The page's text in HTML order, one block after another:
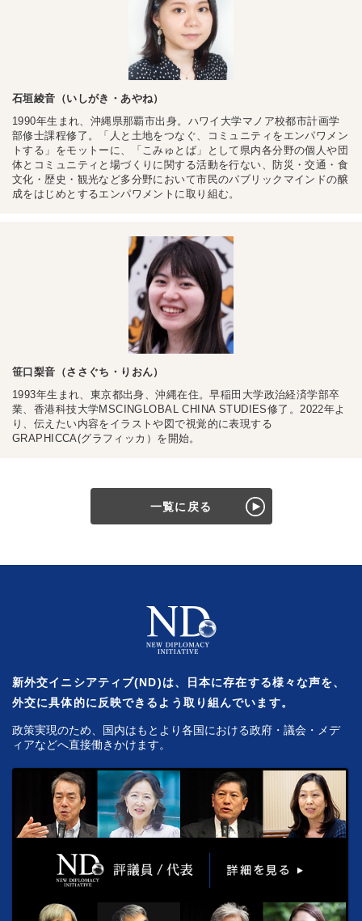
石垣綾音（いしがき・あやね）
1990年生まれ、沖縄県那覇市出身。ハワイ大学マノア校都市計画学
部修士課程修了。「人と土地をつなぐ、コミュニティをエンパワメン
トする」をモットーに、「こみゅとば」として県内各分野の個人や団
体とコミュニティと場づくりに関する活動を行ない、防災・交通・食
文化・歴史・観光など多分野において市民のパブリックマインドの醸
成をはじめとするエンパワメントに取り組む。
笹口梨音（ささぐち・りおん）
1993年生まれ、東京都出身、沖縄在住。早稲田大学政治経済学部卒
業、香港科技大学MSCINGLOBAL CHINA STUDIES修了。2022年よ
り、伝えたい内容をイラストや図で視覚的に表現する
GRAPHICCA(グラフィッカ）を開始。
一覧に戻る
新外交イニシアティブ(ND)は、日本に存在する様々な声を、
外交に具体的に反映できるよう取り組んでいます。
政策実現のため、国内はもとより各国における政府・議会・メデ
ィアなどへ直接働きかけます。